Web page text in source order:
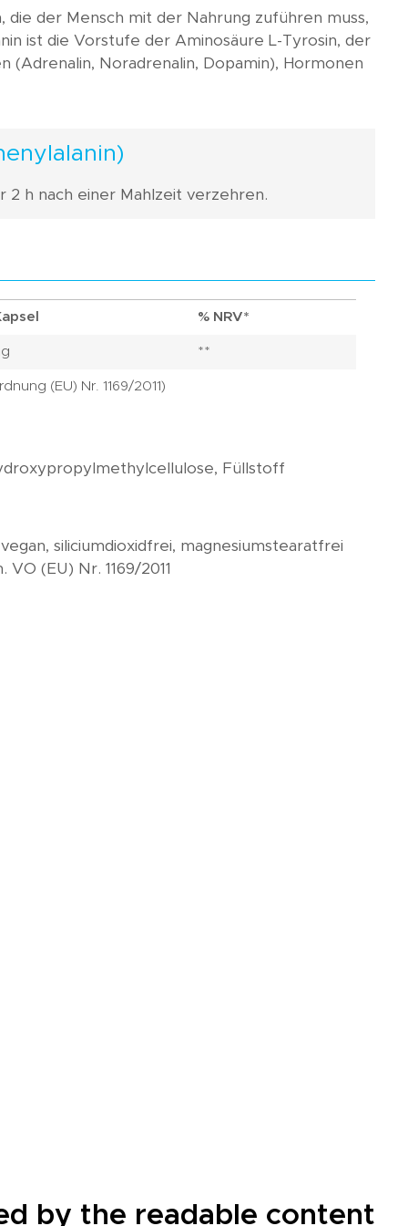
der Mensch mit der Nahrung zuführen muss,
ist die Vorstufe der Aminosäure L-Tyrosin, der
(Adrenalin, Noradrenalin, Dopamin), Hormonen
2 h nach einer Mahlzeit verzehren.
% NRV*
**
(EU) Nr. 1169/2011)
Füllstoff
siliciumdioxidfrei, magnesiumstearatfrei
(EU) Nr. 1169/2011
by the readable content